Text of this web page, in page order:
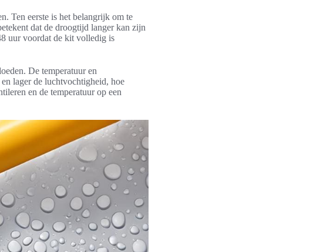
Ten eerste is het belangrijk om te
dat de droogtijd langer kan zijn
uur voordat de kit volledig is
De temperatuur en
lager de luchtvochtigheid, hoe
en de temperatuur op een